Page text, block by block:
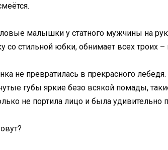
малышки у статного мужчины на
со стильной юбки, обнимает всех троих
не превратилась в прекрасного
губы яркие безо всякой помады,
не портила лицо и была